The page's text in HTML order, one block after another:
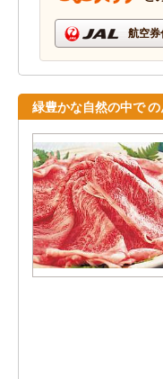
航空
緑豊かな自然の中で